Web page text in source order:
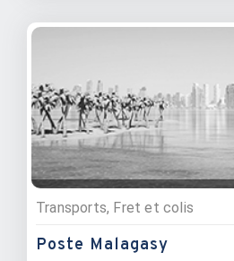
Transports, Fret et colis
Poste Malagasy